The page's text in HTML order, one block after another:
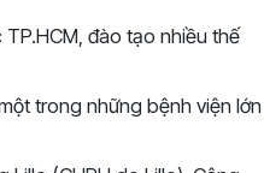
đào tạo nhiều thế
trong những bệnh viện lớn